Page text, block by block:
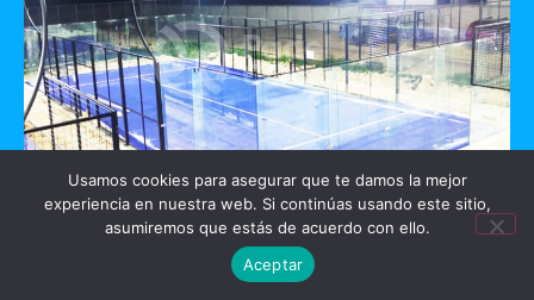
GO PADEL
Usamos cookies para asegurar que te damos la mejor
experiencia en nuestra web. Si continúas usando este sitio,
asumiremos que estás de acuerdo con ello.
Aceptar